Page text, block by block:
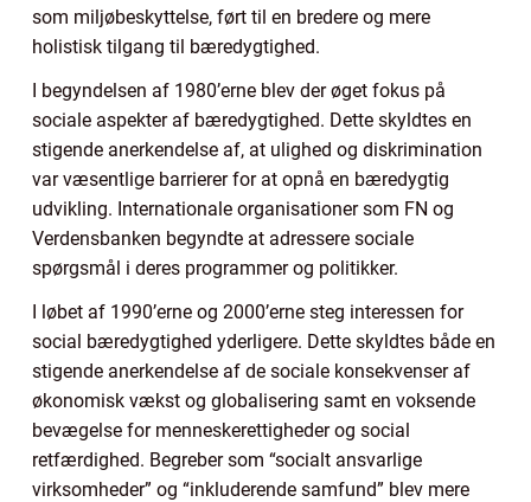
som miljøbeskyttelse, ført til en bredere og mere
holistisk tilgang til bæredygtighed.
I begyndelsen af 1980’erne blev der øget fokus på
sociale aspekter af bæredygtighed. Dette skyldtes en
stigende anerkendelse af, at ulighed og diskrimination
var væsentlige barrierer for at opnå en bæredygtig
udvikling. Internationale organisationer som FN og
Verdensbanken begyndte at adressere sociale
spørgsmål i deres programmer og politikker.
I løbet af 1990’erne og 2000’erne steg interessen for
social bæredygtighed yderligere. Dette skyldtes både en
stigende anerkendelse af de sociale konsekvenser af
økonomisk vækst og globalisering samt en voksende
bevægelse for menneskerettigheder og social
retfærdighed. Begreber som “socialt ansvarlige
virksomheder” og “inkluderende samfund” blev mere